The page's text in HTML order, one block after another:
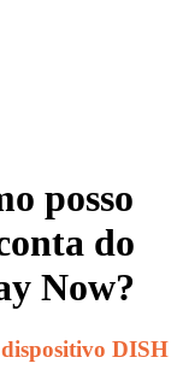
posso
do
Now?
dispositivo DISH